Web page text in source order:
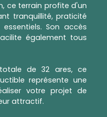
ce terrain profite d'un
tranquillité, praticité
Son accès
également tous
de 32 ares, ce
représente une
votre projet de
attractif.